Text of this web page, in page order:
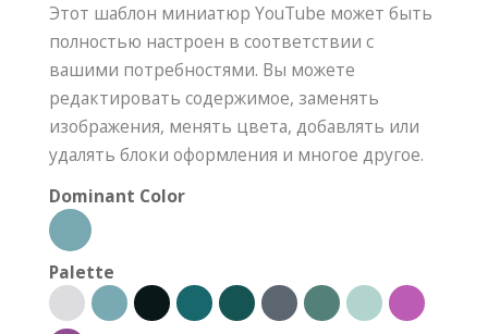
Этот шаблон миниатюр YouTube может быть
полностью настроен в соответствии с
вашими потребностями. Вы можете
редактировать содержимое, заменять
изображения, менять цвета, добавлять или
удалять блоки оформления и многое другое.
Dominant Color
Palette